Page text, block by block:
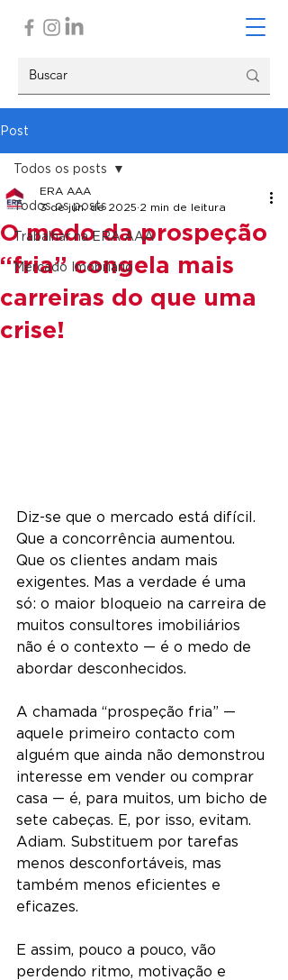
Post
Todos os posts
Trabalhar na ERA AAA
Mercado Imobiliário
Todos os posts
O medo da prospeção
“fria” congela mais
carreiras do que uma
crise!
ERA AAA
3 de jun. de 2025 2 min de leitura
Diz-se que o mercado está difícil.
Que a concorrência aumentou.
Que os clientes andam mais
exigentes. Mas a verdade é uma
só: o maior bloqueio na carreira de
muitos consultores imobiliários
não é o contexto — é o medo de
abordar desconhecidos.
A chamada “prospeção fria” —
aquele primeiro contacto com
alguém que ainda não demonstrou
interesse em vender ou comprar
casa — é, para muitos, um bicho de
sete cabeças. E, por isso, evitam.
Adiam. Substituem por tarefas
menos desconfortáveis, mas
também menos eficientes e
eficazes.
E assim, pouco a pouco, vão
perdendo ritmo, motivação e